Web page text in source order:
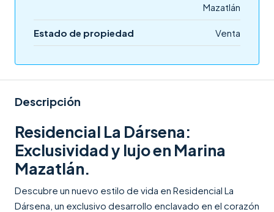
Mazatlán
Estado de propiedad Venta
Descripción
Residencial La Dársena:
Exclusividad y lujo en Marina
Mazatlán.
Descubre un nuevo estilo de vida en Residencial La
Dársena, un exclusivo desarrollo enclavado en el corazón